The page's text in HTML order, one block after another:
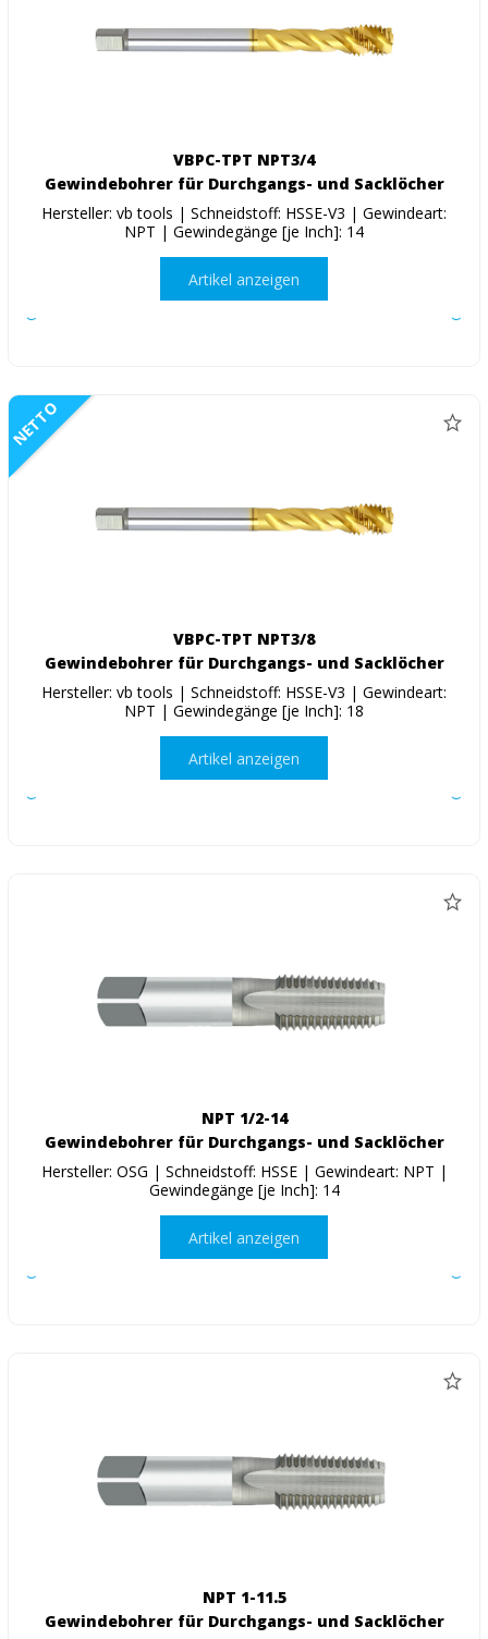
VBPC-TPT NPT3/4
Gewindebohrer für Durchgangs- und Sacklöcher
Hersteller: vb tools | Schneidstoff: HSSE-V3 | Gewindeart:
NPT | Gewindegänge [je Inch]: 14
Artikel anzeigen
NETTO
VBPC-TPT NPT3/8
Gewindebohrer für Durchgangs- und Sacklöcher
Hersteller: vb tools | Schneidstoff: HSSE-V3 | Gewindeart:
NPT | Gewindegänge [je Inch]: 18
Artikel anzeigen
NPT 1/2-14
Gewindebohrer für Durchgangs- und Sacklöcher
Hersteller: OSG | Schneidstoff: HSSE | Gewindeart: NPT |
Gewindegänge [je Inch]: 14
Artikel anzeigen
NPT 1-11.5
Gewindebohrer für Durchgangs- und Sacklöcher